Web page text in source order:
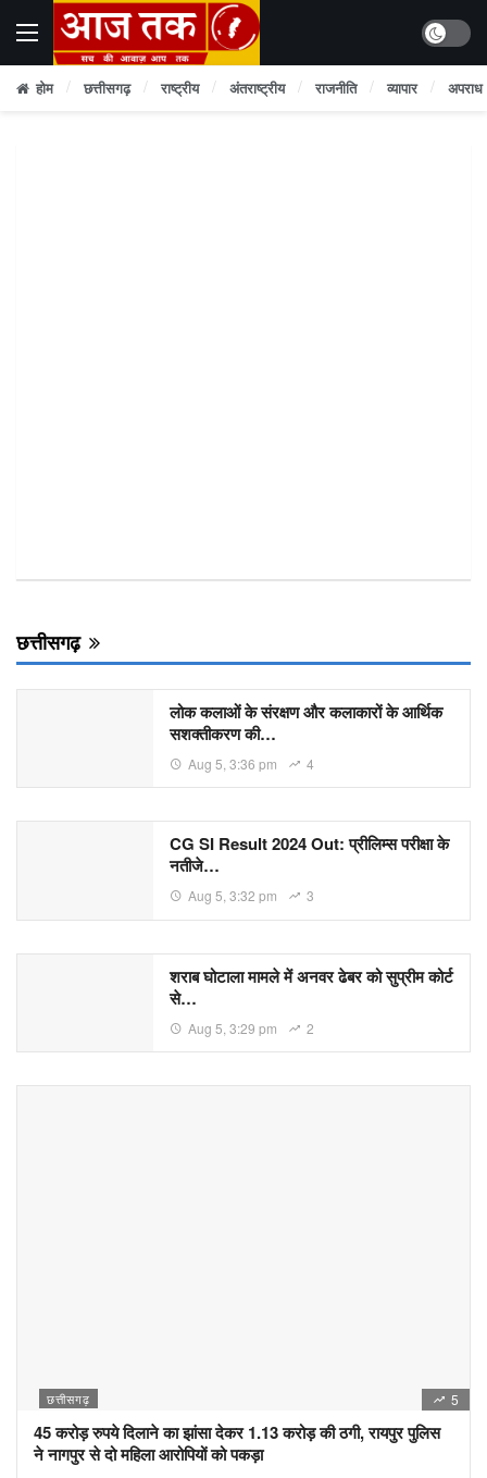
Dark
होम छत्तीसगढ़ राष्ट्रीय अंतराष्ट्रीय राजनीति व्यापार अपराध
छत्तीसगढ़
लोक कलाओं के संरक्षण और कलाकारों के आर्थिक
सशक्तीकरण की…
Aug 5, 3:36 pm 4
CG SI Result 2024 Out: प्रीलिम्स परीक्षा के
नतीजे…
Aug 5, 3:32 pm 3
शराब घोटाला मामले में अनवर ढेबर को सुप्रीम कोर्ट
से…
Aug 5, 3:29 pm 2
छत्तीसगढ़ 5
45 करोड़ रुपये दिलाने का झांसा देकर 1.13 करोड़ की ठगी, रायपुर पुलिस
ने नागपुर से दो महिला आरोपियों को पकड़ा